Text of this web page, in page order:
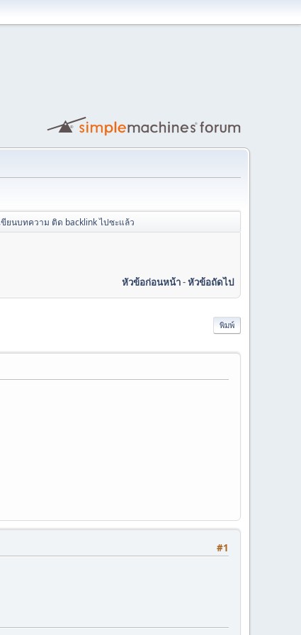
ขียนบทความ ติด backlink ไปซะแล้ว
หัวข้อก่อนหน้า-หัวข้อถัดไป
พิมพ์
#1